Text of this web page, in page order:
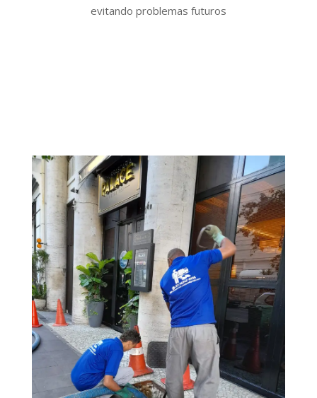
evitando problemas futuros